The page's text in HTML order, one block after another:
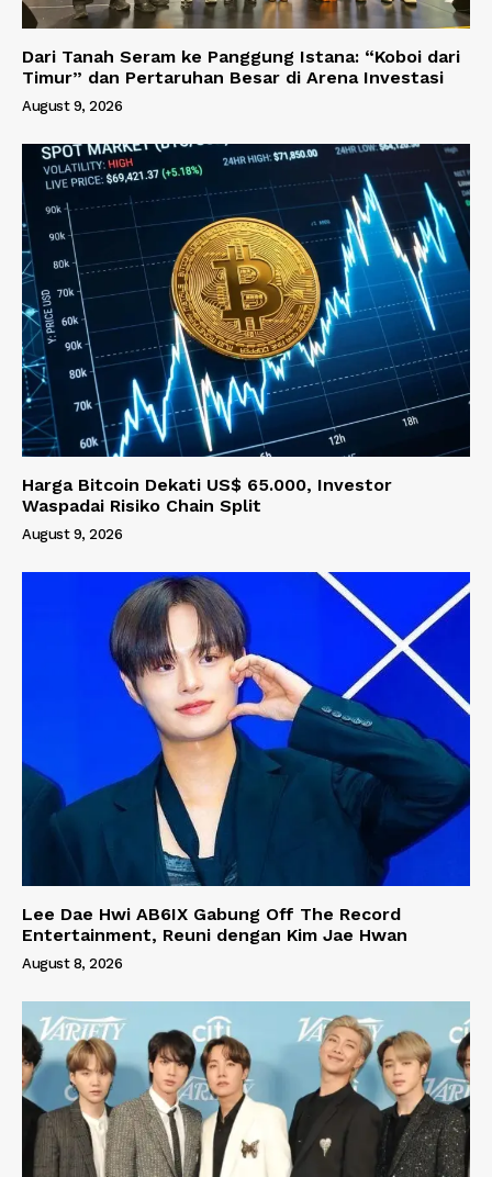
Dari Tanah Seram ke Panggung Istana: “Koboi dari
Timur” dan Pertaruhan Besar di Arena Investasi
August 9, 2026
Harga Bitcoin Dekati US$ 65.000, Investor
Waspadai Risiko Chain Split
August 9, 2026
Lee Dae Hwi AB6IX Gabung Off The Record
Entertainment, Reuni dengan Kim Jae Hwan
August 8, 2026